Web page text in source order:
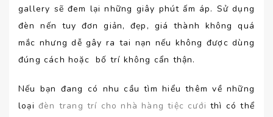
gallery sẽ đem lại những giây phút ấm áp. Sử dụng
đèn nến tuy đơn giản, đẹp, giá thành không quá
mắc nhưng dễ gây ra tai nạn nếu không được dùng
đúng cách hoặc bố trí không cẩn thận.
Nếu bạn đang có nhu cầu tìm hiểu thêm về những
loại đèn trang trí cho nhà hàng tiệc cưới thì có thể